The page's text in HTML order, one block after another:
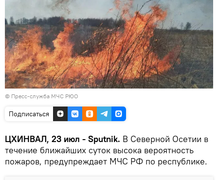
© Пресс-служба МЧС РЮО
Подписаться
ЦХИНВАЛ, 23 июл - Sputnik. В Северной Осетии в
течение ближайших суток высока вероятность
пожаров, предупреждает МЧС РФ по республике.